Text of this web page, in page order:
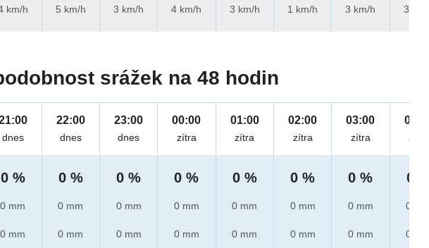
km/h
5 km/h
3 km/h
4 km/h
3 km/h
1 km/h
3 km/h
3 km/h
srážek na 48 hodin
dnes
0 %
0 mm
0 mm
22:00
dnes
0 %
0 mm
0 mm
23:00
dnes
0 %
0 mm
0 mm
00:00
zítra
0 %
0 mm
0 mm
01:00
zítra
0 %
0 mm
0 mm
02:00
zítra
0 %
0 mm
0 mm
03:00
zítra
0 %
0 mm
0 mm
04:00
zítra
0 %
0 mm
0 mm